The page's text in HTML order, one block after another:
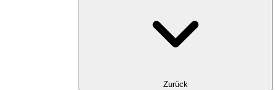
Zurück